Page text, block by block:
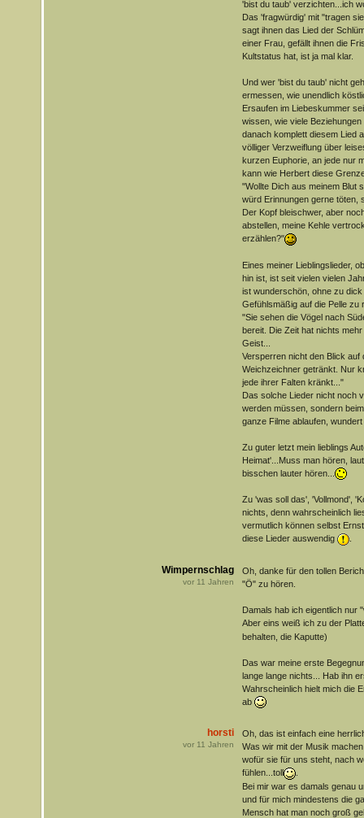
'bist du taub' verzichten...ich
Das 'fragwürdig' mit "tragen
sagt ihnen das Lied der
einer Frau, gefällt ihnen die
Kultstatus hat, ist ja mal klar.
Und wer 'bist du taub' nicht
ermessen, wie unendlich
Ersaufen im Liebeskummer
wissen, wie viele
danach komplett diesem Lied
völliger Verzweiflung über
kurzen Euphorie, an jede nur
kann wie Herbert diese
"Wollte Dich aus meinem Blut
würd Erinnungen gerne töten,
Der Kopf bleischwer, aber
abstellen, meine Kehle
erzählen?"
Eines meiner Lieblingslieder,
hin ist, ist seit vielen vielen
ist wunderschön, ohne zu
Gefühlsmäßig auf die Pelle zu
"Sie sehen die Vögel nach
bereit. Die Zeit hat nichts
Geist...
Versperren nicht den Blick auf
Weichzeichner getränkt. Nur
jede ihrer Falten kränkt..."
Das solche Lieder nicht noch
werden müssen, sondern
ganze Filme ablaufen, wundert
Zu guter letzt mein lieblings
Heimat'...Muss man hören,
bisschen lauter hören...
Zu 'was soll das', 'Vollmond',
nichts, denn wahrscheinlich
vermutlich können selbst
diese Lieder auswendig
.
Wimpernschlag
vor 11 Jahren
Oh, danke für den tollen
"Ö" zu hören.
Damals hab ich eigentlich nur
Aber eins weiß ich zu der
behalten, die Kaputte)
Das war meine erste
lange lange nichts... Hab ihn
Wahrscheinlich hielt mich die
ab
horsti
vor 11 Jahren
Oh, das ist einfach eine
Was wir mit der Musik
wofür sie für uns steht, nach
fühlen...toll
.
Bei mir war es damals genau
und für mich mindestens die
Mensch hat man noch groß